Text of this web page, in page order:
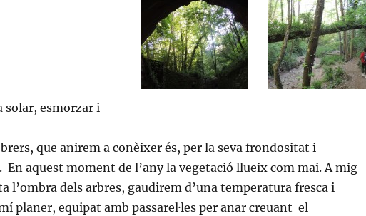
solar, esmorzar i
que anirem a conèixer és, per la seva frondositat i
aquest moment de l’any la vegetació llueix com mai. A mig
l’ombra dels arbres, gaudirem d’una temperatura fresca i
planer, equipat amb passarel·les per anar creuant el